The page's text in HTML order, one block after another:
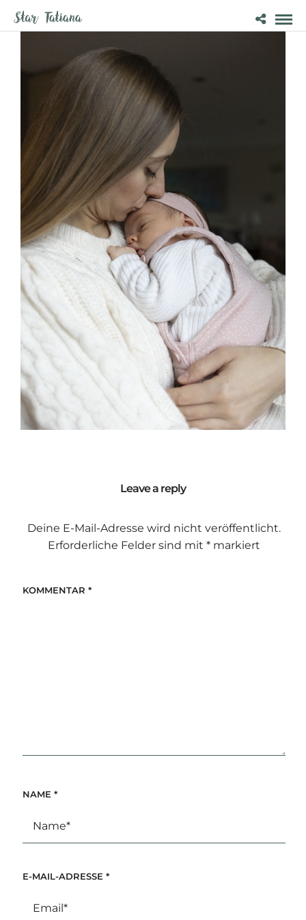
Leave a reply
Deine E-Mail-Adresse wird nicht veröffentlicht.
Erforderliche Felder sind mit *markiert
KOMMENTAR *
NAME *
E-MAIL-ADRESSE *